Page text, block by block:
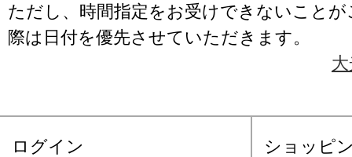
ただし、時間指定をお受けできないこと
際は日付を優先させていただきます。
ログイン ショッピ